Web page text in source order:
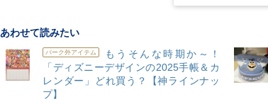
あわせて読みたい
パーク外アイテム
もうそんな時期か～！
「ディズニーデザインの2025手帳＆カ
レンダー」どれ買う？【神ラインナッ
プ】